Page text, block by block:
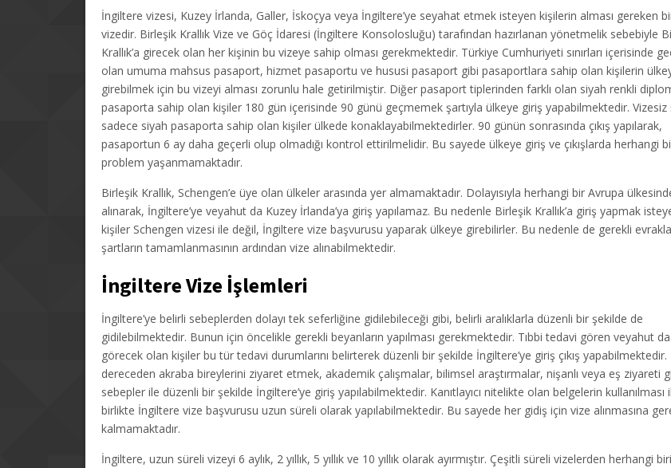
İngiltere vizesi, Kuzey İrlanda, Galler, İskoçya veya İngiltere’ye seyahat etmek isteyen kişilerin alması gereken
vizedir. Birleşik Krallık Vize ve Göç İdaresi (İngiltere Konsolosluğu) tarafından hazırlanan yönetmelik sebebiyle
Krallık’a girecek olan her kişinin bu vizeye sahip olması gerekmektedir. Türkiye Cumhuriyeti sınırları içerisinde
olan umuma mahsus pasaport, hizmet pasaportu ve hususi pasaport gibi pasaportlara sahip olan kişilerin
girebilmek için bu vizeyi alması zorunlu hale getirilmiştir. Diğer pasaport tiplerinden farklı olan siyah renkli
pasaporta sahip olan kişiler 180 gün içerisinde 90 günü geçmemek şartıyla ülkeye giriş yapabilmektedir. Vizesiz
sadece siyah pasaporta sahip olan kişiler ülkede konaklayabilmektedirler. 90 günün sonrasında çıkış yapılarak,
pasaportun 6 ay daha geçerli olup olmadığı kontrol ettirilmelidir. Bu sayede ülkeye giriş ve çıkışlarda herhangi
problem yaşanmamaktadır.
Birleşik Krallık, Schengen’e üye olan ülkeler arasında yer almamaktadır. Dolayısıyla herhangi bir Avrupa
alınarak, İngiltere’ye veyahut da Kuzey İrlanda’ya giriş yapılamaz. Bu nedenle Birleşik Krallık’a giriş yapmak
kişiler Schengen vizesi ile değil, İngiltere vize başvurusu yaparak ülkeye girebilirler. Bu nedenle de gerekli
şartların tamamlanmasının ardından vize alınabilmektedir.
İngiltere Vize İşlemleri
İngiltere’ye belirli sebeplerden dolayı tek seferliğine gidilebileceği gibi, belirli aralıklarla düzenli bir şekilde de
gidilebilmektedir. Bunun için öncelikle gerekli beyanların yapılması gerekmektedir. Tıbbi tedavi gören veyahut da
görecek olan kişiler bu tür tedavi durumlarını belirterek düzenli bir şekilde İngiltere’ye giriş çıkış yapabilmektedir.
dereceden akraba bireylerini ziyaret etmek, akademik çalışmalar, bilimsel araştırmalar, nişanlı veya eş ziyareti
sebepler ile düzenli bir şekilde İngiltere’ye giriş yapılabilmektedir. Kanıtlayıcı nitelikte olan belgelerin kullanılması
birlikte İngiltere vize başvurusu uzun süreli olarak yapılabilmektedir. Bu sayede her gidiş için vize alınmasına
kalmamaktadır.
İngiltere, uzun süreli vizeyi 6 aylık, 2 yıllık, 5 yıllık ve 10 yıllık olarak ayırmıştır. Çeşitli süreli vizelerden herhangi